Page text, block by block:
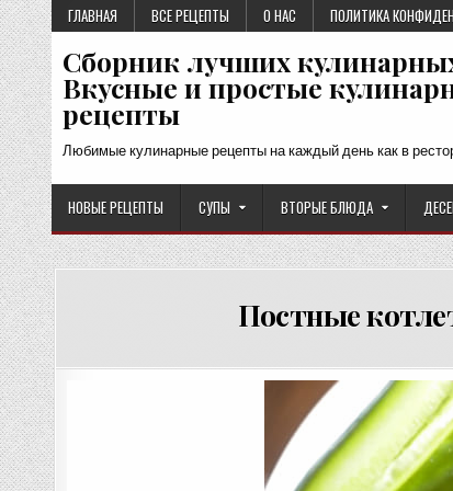
Перейти
к
содержимому
ГЛАВНАЯ ВСЕ РЕЦЕПТЫ О НАС ПОЛИТИКА
Сборник лучших
Вкусные и простые
рецепты
Любимые кулинарные рецепты на каждый день как в
НОВЫЕ РЕЦЕПТЫ СУПЫ ВТОРЫЕ БЛЮДА
Постные